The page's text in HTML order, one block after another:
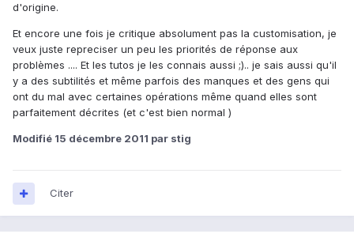
d'origine.
Et encore une fois je critique absolument pas la customisation, je
veux juste repreciser un peu les priorités de réponse aux
problèmes .... Et les tutos je les connais aussi ;).. je sais aussi qu'il
y a des subtilités et même parfois des manques et des gens qui
ont du mal avec certaines opérations même quand elles sont
parfaitement décrites (et c'est bien normal )
Modifié 15 décembre 2011 par stig
Citer